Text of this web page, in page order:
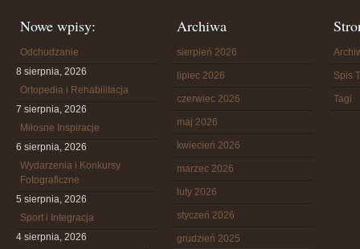
Nowe wpisy:
Odchudzanie
8 sierpnia, 2026
Ortopedia i Rehabilitacja
7 sierpnia, 2026
Miłosne Inspiracje
6 sierpnia, 2026
Wydarzenia i Konkursy
Fotograficzne
5 sierpnia, 2026
Sport i Integracja
4 sierpnia, 2026
Archiwa
sierpień 2026
lipiec 2026
czerwiec 2026
maj 2026
kwiecień 2026
marzec 2026
luty 2026
styczeń 2026
grudzień 2025
Spis
Tagi